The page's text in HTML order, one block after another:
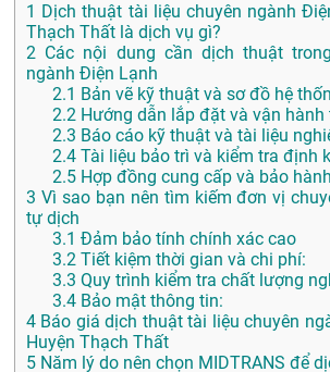
1 Dịch thuật tài liệu chuyên ngành
Thạch Thất là dịch vụ gì?
2 Các nội dung cần dịch thuật
ngành Điện Lạnh
2.1 Bản vẽ kỹ thuật và sơ đồ hệ
2.2 Hướng dẫn lắp đặt và vận hành
2.3 Báo cáo kỹ thuật và tài liệu
2.4 Tài liệu bảo trì và kiểm tra định
2.5 Hợp đồng cung cấp và bảo
3 Vì sao bạn nên tìm kiếm đơn vị
tự dịch
3.1 Đảm bảo tính chính xác cao
3.2 Tiết kiệm thời gian và chi phí:
3.3 Quy trình kiểm tra chất lượng
3.4 Bảo mật thông tin:
4 Báo giá dịch thuật tài liệu chuyên
Huyện Thạch Thất
5 Năm lý do nên chọn MIDTRANS để